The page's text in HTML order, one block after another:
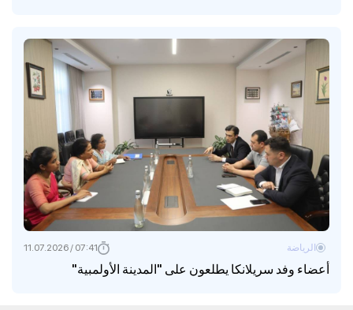
أعضاء وفد سريلانكا يطلعون على "المدينة الأولمبية"
الرياضة 07:41 / 11.07.2026